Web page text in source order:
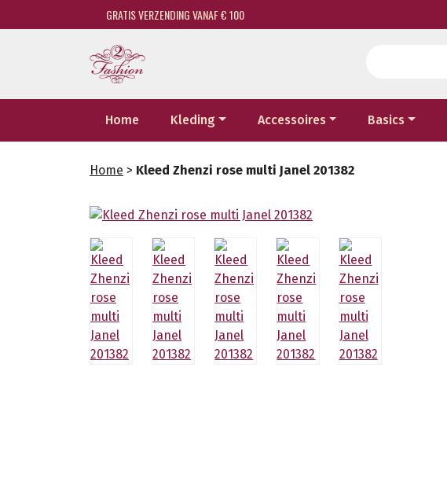
GRATIS VERZENDING VANAF € 100
Home Kleding Accessoires Basics
Home > Kleed Zhenzi rose multi Janel 201382